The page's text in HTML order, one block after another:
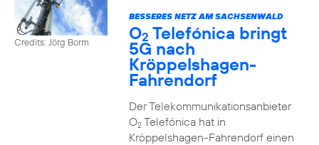
Credits: Jörg Borm
BESSERES NETZ AM SACHSENWALD
O2 Telefónica bringt
5G nach
Kröppelshagen-
Fahrendorf
Der Telekommunikationsanbieter
O2Telefónica hat in
Kröppelshagen-Fahrendorf einen